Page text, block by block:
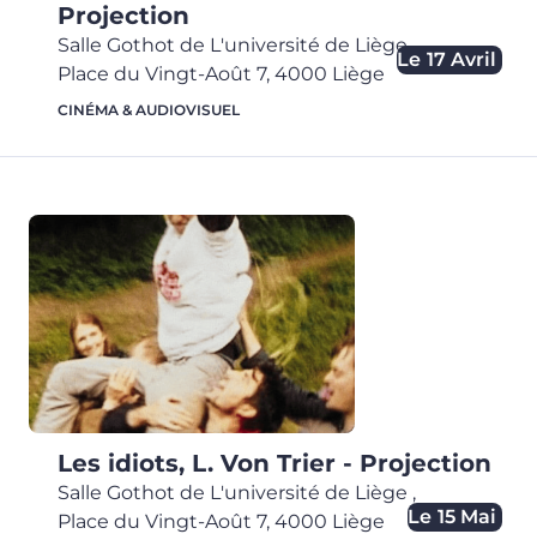
Projection
Le 17 Avril
Salle Gothot de L'université de Liège,
Place du Vingt-Août 7, 4000 Liège
CINÉMA & AUDIOVISUEL
Les idiots, L. Von Trier - Projection
Le 15 Mai
Salle Gothot de L'université de Liège ,
Place du Vingt-Août 7, 4000 Liège